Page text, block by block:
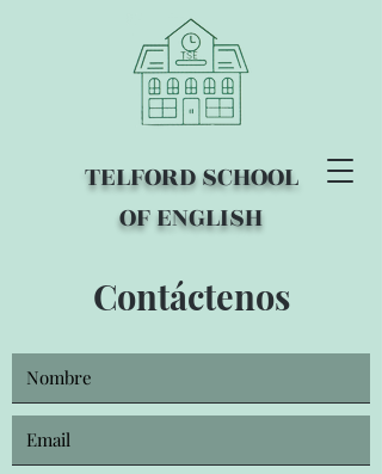
TELFORD SCHOOL
OF ENGLISH
Contáctenos